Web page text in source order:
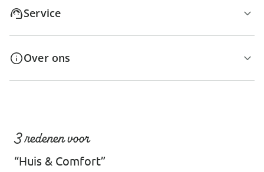
Service
Over ons
3 redenen voor
“Huis & Comfort”